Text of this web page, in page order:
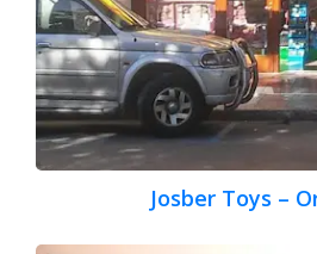
Josber Toys –